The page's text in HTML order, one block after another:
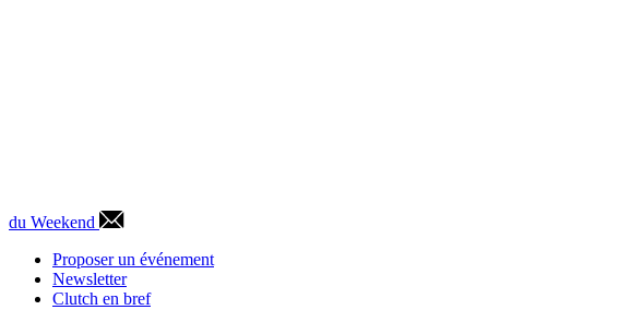
du Weekend
Proposer un événement
Newsletter
Clutch en bref